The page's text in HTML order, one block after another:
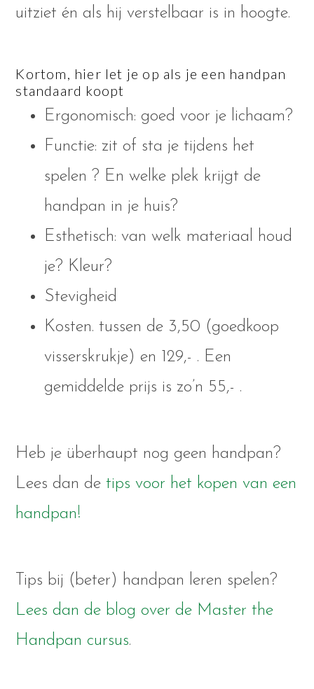
uitziet én als hij verstelbaar is in hoogte.
Kortom, hier let je op als je een handpan
standaard koopt
Ergonomisch: goed voor je lichaam?
Functie: zit of sta je tijdens het
spelen ? En welke plek krijgt de
handpan in je huis?
Esthetisch: van welk materiaal houd
je? Kleur?
Stevigheid
Kosten. tussen de 3,50 (goedkoop
visserskrukje) en 129,- . Een
gemiddelde prijs is zo’n 55,- .
Heb je überhaupt nog geen handpan?
Lees dan detips voor het kopen van een
handpan!
Tips bij (beter) handpan leren spelen?
Lees dan de blog over de Master the
Handpan cursus.